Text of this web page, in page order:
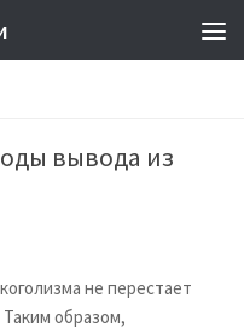
вывода из
не перестает
образом,